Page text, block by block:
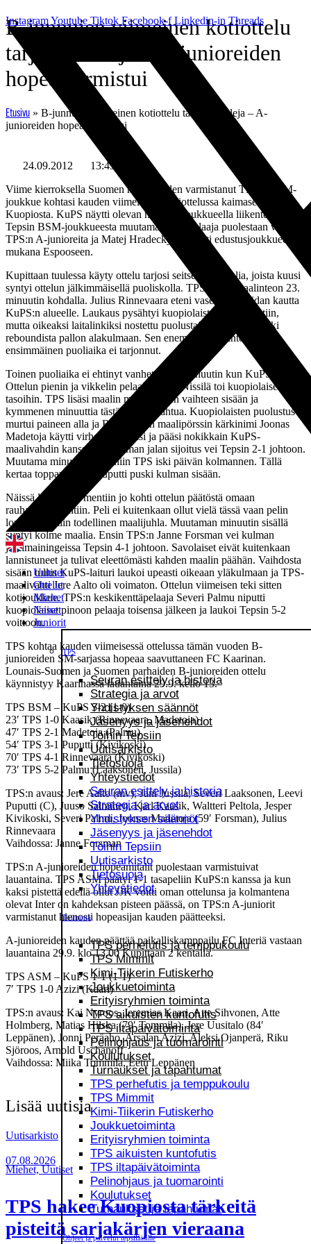
Mene
sisältöön
InstagramYoutube Tiktok Facebook-f Linkedin-in Threads
Uutiset
Ottelut
Miehet
Naiset
Juniorit
TPS
Seuran esittely ja historia
Strategia ja arvot
Yhdistyksen säännöt
Jäsenyys ja jäsenehdot
Töihin Tepsiin
Uutisarkisto
Tietosuoja
Yhteystiedot
Seuran esittely ja historia
Strategia ja arvot
Yhdistyksen säännöt
Jäsenyys ja jäsenehdot
Töihin Tepsiin
Uutisarkisto
Tietosuoja
Yhteystiedot
Toiminta
TPS perhefutis ja temppukoulu
TPS Mimmit
Kimi-Tiikerin Futiskerho
Joukkuetoiminta
Erityisryhmien toiminta
TPS aikuisten kuntofutis
TPS iltapäivätoiminta
Pelinohjaus ja tuomarointi
Koulutukset
Turnaukset ja tapahtumat
TPS perhefutis ja temppukoulu
TPS Mimmit
Kimi-Tiikerin Futiskerho
Joukkuetoiminta
Erityisryhmien toiminta
TPS aikuisten kuntofutis
TPS iltapäivätoiminta
Pelinohjaus ja tuomarointi
Koulutukset
Turnaukset ja tapahtumat
Ohjeet ja palvelut tepsiläisille
B-junnujen viimeinen kotiottelu
tarjosi maaleja – A-junioreiden
hopea varmistui
Etusivu » B-junnujen viimeinen kotiottelu tarjosi maaleja – A-
junioreiden hopea varmistui
24.09.2012
13:43
Viime kierroksella Suomen mestaruuden varmistanut TPS:n BSM-
joukkue kohtasi kauden viimeisessä kotiottelussa kaimaseuran
Kuopiosta. KuPS näytti olevan nuorella joukkueella liikenteessä.
Tepsin BSM-joukkueesta muutama runkopelaaja puolestaan vahvisti
TPS:n A-junioreita ja Matej Hradecky matkusti edustusjoukkueen
mukana Espooseen.
Kupittaan tuulessa käyty ottelu tarjosi seitsemän maalia, joista kuusi
syntyi ottelun jälkimmäisellä puoliskolla. TPS aloitti maalinteon 23.
minuutin kohdalla. Julius Rinnevaara eteni vasemman laidan kautta
KuPS:n alueelle. Laukaus pysähtyi kuopiolaisten maalivahtiin,
mutta oikeaksi laitalinkiksi nostettu puolustaja Karl Kaasik iski
reboundista pallon alakulmaan. Sen enempää merkintöjä
ensimmäinen puoliaika ei tarjonnut.
Toinen puoliaika ei ehtinyt vanheta kuin minuutin kun KuPS iski.
Ottelun pienin ja vikkelin pelaaja, Urho Nissilä toi kuopiolaiset
tasoihin. TPS lisäsi maalin myötä toisen vaihteen sisään ja
kymmenen minuuttia tästä alkoi tapahtua. Kuopiolaisten puolustus
murtui paineen alla ja BSM-sarjan maalipörssin kärkinimi Joonas
Madetoja käytti virheen hyväksi ja pääsi nokikkain KuPS-
maalivahdin kanssa. Vasemman jalan sijoitus vei Tepsin 2-1 johtoon.
Muutama minuutti tästä, niin TPS iski päivän kolmannen. Tällä
kertaa toppari Leevi Puputti puski kulman sisään.
Näissä lukemissa mentiin jo kohti ottelun päätöstä omaan
rauhalliseen tahtiin. Peli ei kuitenkaan ollut vielä tässä vaan pelin
lopussa nähtiin todellinen maalijuhla. Muutaman minuutin sisällä
syntyi kolme maalia. Ensin TPS:n Janne Forsman vei kulman
jälkimainingeissa Tepsin 4-1 johtoon. Savolaiset eivät kuitenkaan
lannistuneet ja tulivat eleettömästi kahden maalin päähän. Vaihdosta
sisään tullut KuPS-laituri laukoi upeasti oikeaan yläkulmaan ja TPS-
maalivahti Jere Aalto oli voimaton. Ottelun viimeisen teki sitten
kotijoukkue. TPS:n keskikenttäpelaaja Severi Palmu niputti
kuopiolaiset pinoon pelaaja toisensa jälkeen ja laukoi Tepsin 5-2
voittoon.
TPS kohtaa kauden viimeisessä ottelussa tämän vuoden B-
junioreiden SM-sarjassa hopeaa saavuttaneen FC Kaarinan.
Lounais-Suomen ja Suomen parhaiden B-junioreiden ottelu
käynnistyy Kaarinassa lauantaina 29.9. kello 13.
TPS BSM – KuPS 5-2 (1-0)
23′ TPS 1-0 Kaasik (Rinnevaara, Madetoja)
47′ TPS 2-1 Madetoja (Palmu)
54′ TPS 3-1 Puputti (Kivikoski)
70′ TPS 4-1 Rinnevaara (Kivikoski)
73′ TPS 5-2 Palmu (Laaksonen, Jussila)
TPS:n avaus: Jere Aalto (mv), Jani Jussila, Severi Laaksonen, Leevi
Puputti (C), Juuso Salminen, Karl Kaasik, Waltteri Peltola, Jesper
Kivikoski, Severi Palmu, Joonas Madetoja (59′ Forsman), Julius
Rinnevaara
Vaihdossa: Janne Forsman
TPS:n A-junioreiden hopeamitalit puolestaan varmistuivat
lauantaina. TPS ASM päätyi 1-1 tasapeliin KuPS:n kanssa ja kun
kaksi pistettä edellä ollut JJK voitti oman ottelunsa ja kolmantena
olevat Inter on kahdeksan pisteen päässä, on TPS:n A-juniorit
varmistanut hienosti hopeasijan kauden päätteeksi.
A-junioreiden kauden päättää paikalliskamppailu FC Interiä vastaan
lauantaina 29.9. klo 13.00 Kupittaan 2 kentällä.
TPS ASM – KuPS 1-1 (1-1)
7′ TPS 1-0 Azizi (Kaari)
TPS:n avaus: Kai Nyroos, Jeremias Kaari, Atte Sihvonen, Atte
Holmberg, Matias Hilska (79′ Tommila), Jere Uusitalo (84′
Leppänen), Jonni Peräaho, Arsalan Azizi, Aleksi Ojanperä, Riku
Sjöroos, Arnold Uschanoff
Vaihdossa: Miika Tommila, Eetu Leppänen
Lisää uutisia
Uutisarkisto
07.08.2026
Miehet, Uutiset
TPS hakee Kuopiosta tärkeitä
pisteitä sarjakärjen vieraana